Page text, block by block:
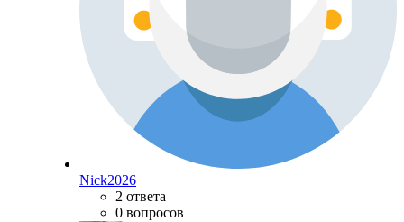
Nick2026
2 ответа
0 вопросов